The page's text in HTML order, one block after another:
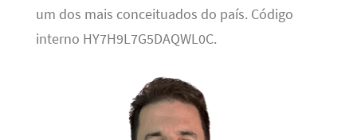
um dos mais conceituados do país. Código
interno HY7H9L7G5DAQWL0C.